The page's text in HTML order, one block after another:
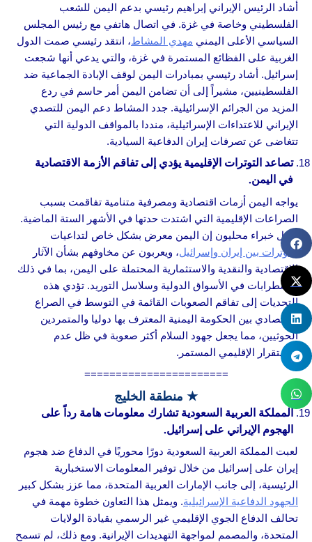
أشاد الرئيس الإيراني إبراهيم رئيسي بدعم اليمن للشعب
الفلسطيني وخاصة في غزة. في اتصال هاتفي مع رئيس المجلس
السياسي الأعلى اليمني مهدي المشاط، انتقد رئيسي صمت الدول
الغربية على الفظائع المستمرة في غزة، والتي يدعي أنها شجعت
إسرائيل. أشاد رئيسي بمبادرات اليمن لوقف الإبادة الجماعية ضد
الفلسطينيين، مشيراً إلى أن تضامن اليمن أمر حاسم في ردع
المزيد من الجرائم الإسرائيلية. جدد المشاط دعم اليمن للتصدي
الإيراني للاعتداءات الإسرائيلية، منددا بالمواقف الدولية التي
تتغاضى عن تصرفات إيران الدفاعية السيادية.
تصاعد التوترات الإقليمية يؤدي إلى تفاقم الأزمة الاقتصادية
في اليمن.
يواجه اليمن أزمات اقتصادية ومصرفية متنامية تفاقمت بسبب
الصراعات الإقليمية التي اشتدت حدتها في الأشهر الستة الماضية.
يقول خبراء محليون إن اليمن معرض بشكل خاص لتداعيات
التوترات بين إيران وإسرائيل، ويعربون عن مخاوفهم بشأن الآثار
الاقتصادية والنقدية والاستثمارية المحتملة على اليمن، بما في ذلك
الاضطرابات في الأسواق الدولية وسلاسل التوريد. تؤدي هذه
التحديات إلى تفاقم الصعوبات القائمة في التوسط في الصراع
الاقتصادي بين الحكومة اليمنية المعترف بها دوليا والمتمردين
الحوثيين، مما يجعل جهود السلام أكثر صعوبة في ظل عدم
الاستقرار الإقليمي المستمر.
=======================
★ منطقة الخليج
المملكة العربية السعودية تشارك معلومات هامة رداً على
الهجوم الإيراني على إسرائيل.
لعبت المملكة العربية السعودية دورًا محوريًا في الدفاع ضد هجوم
إيران على إسرائيل من خلال توفير المعلومات الاستخبارية
الرئيسية، إلى جانب الإمارات العربية المتحدة، مما عزز بشكل كبير
الجهود الدفاعية الإسرائيلية. ويمثل هذا التعاون خطوة مهمة في
تحالف الدفاع الجوي الإقليمي غير الرسمي بقيادة الولايات
المتحدة، والمصمم لمواجهة التهديدات الإيرانية. ومع ذلك، لم تسمح